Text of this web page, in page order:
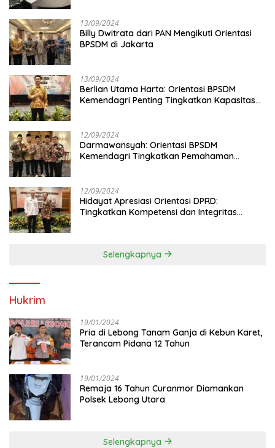
13/09/2024
Billy Dwitrata dari PAN Mengikuti Orientasi
BPSDM di Jakarta
13/09/2024
Berlian Utama Harta: Orientasi BPSDM
Kemendagri Penting Tingkatkan Kapasitas
12/09/2024
Darmawansyah: Orientasi BPSDM
Kemendagri Tingkatkan Pemahaman
12/09/2024
Hidayat Apresiasi Orientasi DPRD:
Tingkatkan Kompetensi dan Integritas
Selengkapnya
Hukrim
19/01/2024
Pria di Lebong Tanam Ganja di Kebun Karet,
Terancam Pidana 12 Tahun
19/01/2024
Remaja 16 Tahun Curanmor Diamankan
Polsek Lebong Utara
Selengkapnya